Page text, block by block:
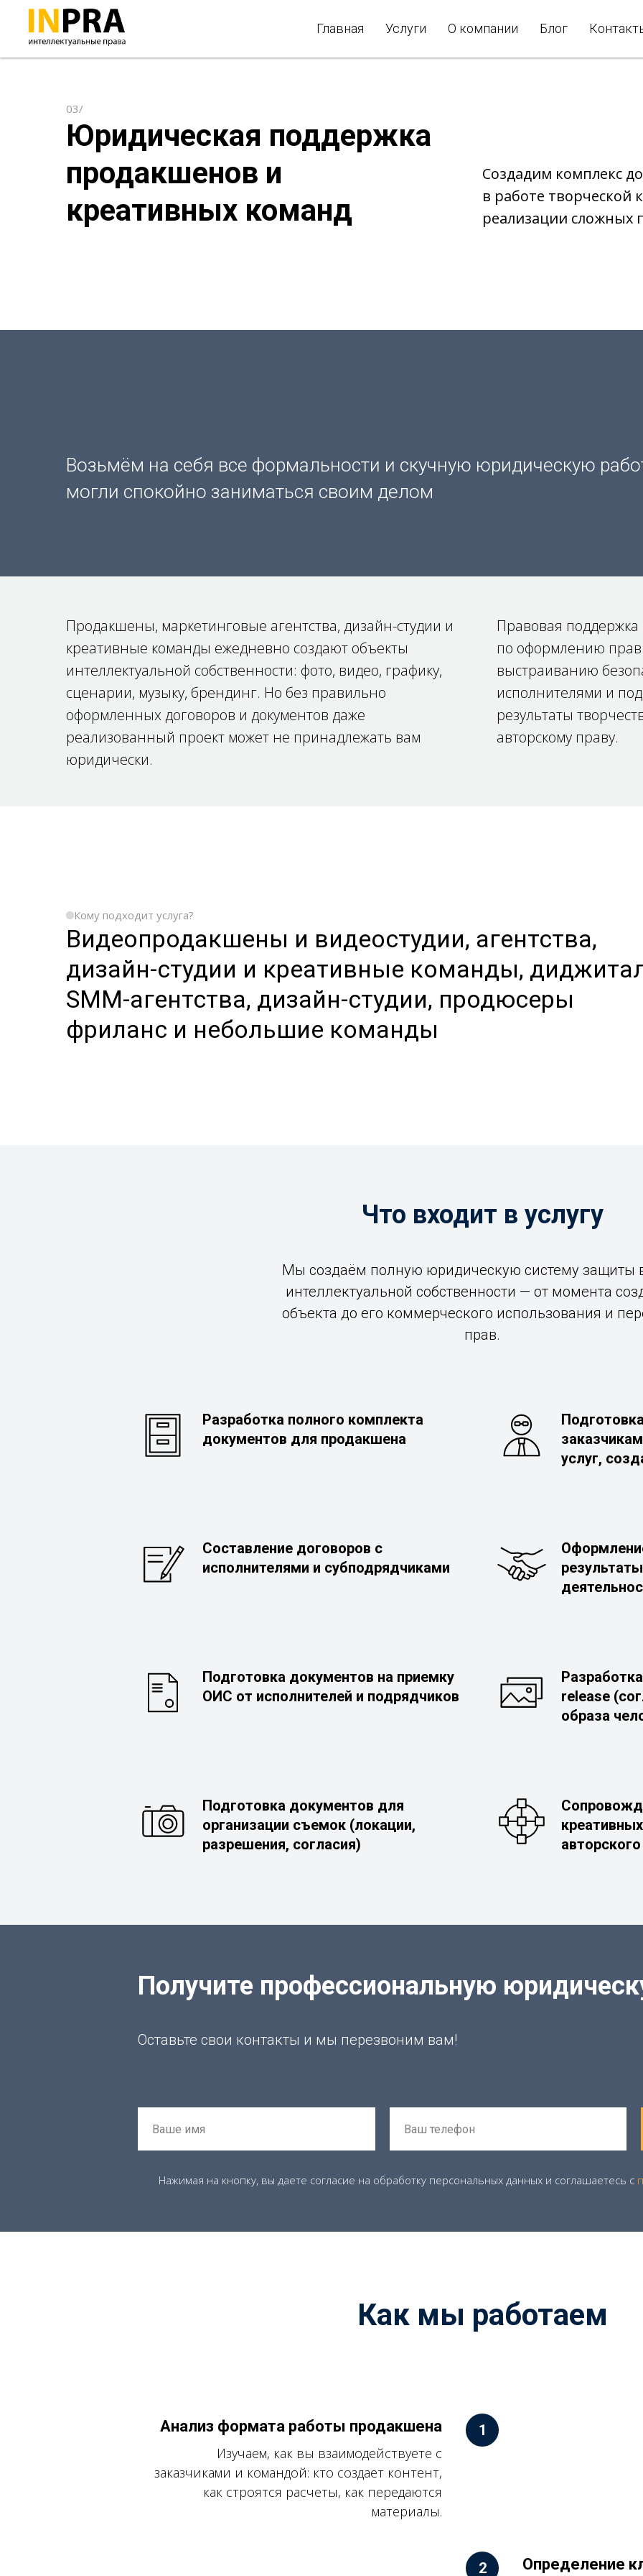
Главная Услуги О компании Блог
03/
Юридическая поддержка
продакшенов и
креативных команд
Создадим комплекс
в работе
реализации сложных
Возьмём на себя все формальности и скучную юридическую
могли спокойно заниматься своим делом
Продакшены, маркетинговые агентства, дизайн-студии и
креативные команды ежедневно создают объекты
интеллектуальной собственности: фото, видео, графику,
сценарии, музыку, брендинг. Но без правильно
оформленных договоров и документов даже
реализованный проект может не принадлежать вам
юридически.
Правовая
по оформлению прав
выстраиванию
исполнителями и
результаты
авторскому праву.
Кому подходит услуга?
Видеопродакшены и видеостудии, агентства,
дизайн-студии и креативные команды,
SMM-агентства, дизайн-студии, продюсеры
фриланс и небольшие команды
Что входит в услугу
Мы создаём полную юридическую систему защиты
интеллектуальной собственности — от момента
объекта до его коммерческого использования и
прав.
Разработка полного комплекта
документов для продакшена
услуг,
Составление договоров с
исполнителями и субподрядчиками
Подготовка документов на приемку
ОИС от исполнителей и подрядчиков
release
образа
Подготовка документов для
организации съемок (локации,
разрешения, согласия)
Получите профессиональную
Оставьте свои контакты и мы перезвоним вам!
Нажимая на кнопку, вы даете согласие на обработку персональных данных и соглашаетесь c
Как мы работаем
Анализ формата работы продакшена
Изучаем, как вы взаимодействуете с
заказчиками и командой: кто создает контент,
как строятся расчеты, как передаются
материалы.
Определение